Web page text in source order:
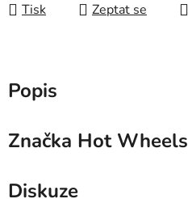
Tisk Zeptat se
Popis
Značka Hot Wheels
Diskuze